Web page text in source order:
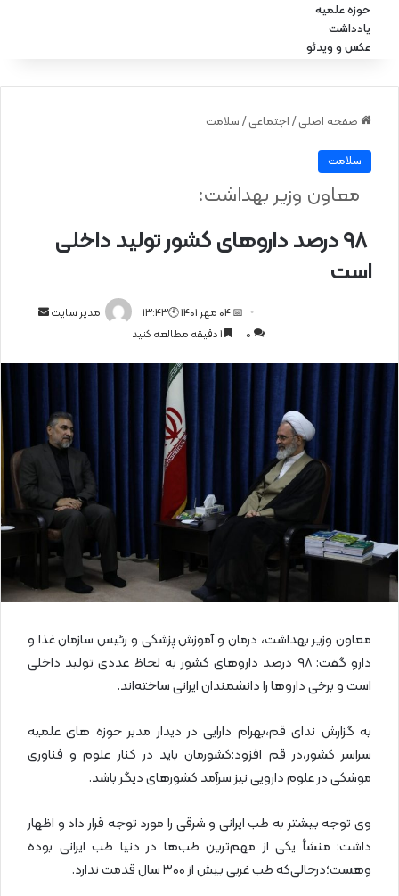
حوزه علمیه
یادداشت
عکس و ویدئو
صفحه اصلی / اجتماعی / سلامت
سلامت
۹۸ درصد داروهای کشور تولید داخلی
است
معاون وزیر بهداشت:
مدیر سایت
ی
م
ی
📅 04 مهر 1401 🕙13:43
0
معاون وزیر بهداشت، درمان و آموزش پزشکی و رئیس سازمان غذا و
دارو گفت: ۹۸ درصد داروهای کشور به لحاظ عددی تولید داخلی
است و برخی داروها را دانشمندان ایرانی ساخته‌اند.
به گزارش ندای قم،بهرام دارایی در دیدار مدیر حوزه های علمیه
سراسر کشور،در قم افزود:کشورمان باید در کنار علوم و فناوری
موشکی در علوم دارویی نیز سرآمد کشورهای دیگر باشد.
وی توجه بیشتر به طب ایرانی و شرقی را مورد توجه قرار داد و اظهار
داشت: منشأ یکی از مهم‌ترین طب‌ها در دنیا طب ایرانی بوده
وهست؛درحالی‌که طب غربی بیش از ۳۰۰ سال قدمت ندارد.